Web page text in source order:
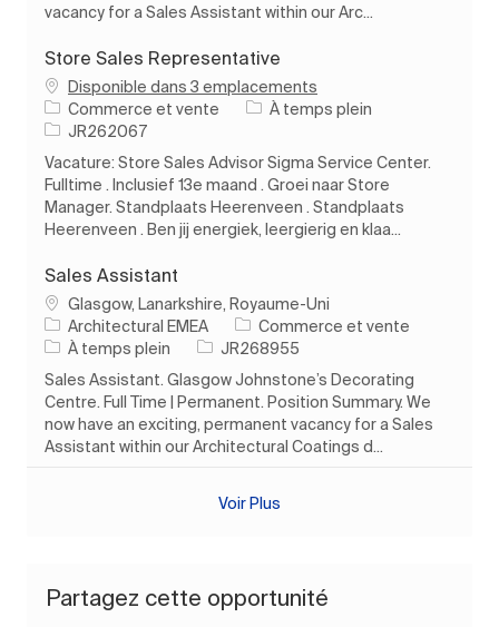
vacancy for a Sales Assistant within our Arc...
Store Sales Representative
Disponible dans 3 emplacements
Catégorie
Commerce et vente Type d’emploi
À temps plein
ID de l’emploi
JR262067
Vacature: Store Sales Advisor Sigma Service Center.
Fulltime . Inclusief 13e maand . Groei naar Store
Manager. Standplaats Heerenveen . Standplaats
Heerenveen . Ben jij energiek, leergierig en klaa...
Sales Assistant
Emplacement
Glasgow, Lanarkshire, Royaume-Uni
Architectural EMEA
Catégorie
Commerce et vente
Type d’emploi
À temps plein ID de l’emploi
JR268955
Sales Assistant. Glasgow Johnstone’s Decorating
Centre. Full Time | Permanent. Position Summary. We
now have an exciting, permanent vacancy for a Sales
Assistant within our Architectural Coatings d...
Voir Plus
Partagez cette opportunité